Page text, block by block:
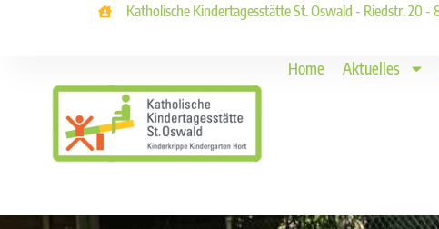
Katholische Kindertagesstätte St. Oswald - Riedstr. 20 -
Home Aktuelles